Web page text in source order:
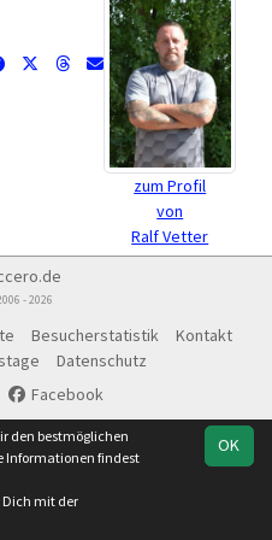
zum Profil
von
Ralf Vetter
- 2026
Besucherstatistik
Kontakt
Datenschutz
Facebook
OK
den bestmöglichen
Informationen findest
Dich mit der